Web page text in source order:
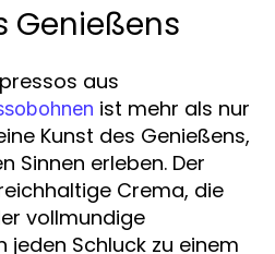
Genießens
aus
ist mehr als nur
Kunst des Genießens,
Sinnen erleben. Der
Crema, die
vollmundige
Schluck zu einem